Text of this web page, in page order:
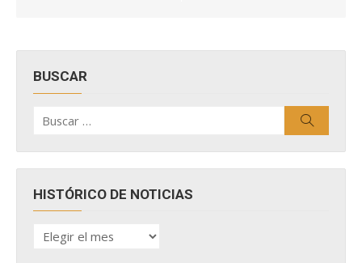
BUSCAR
por:
HISTÓRICO DE NOTICIAS
HISTÓRICO
DE